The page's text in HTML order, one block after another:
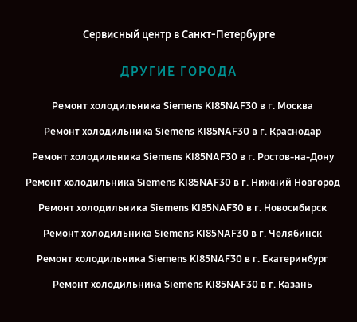
Сервисный центр в Санкт-Петербурге
ДРУГИЕ ГОРОДА
Ремонт холодильника Siemens KI85NAF30 в г. Москва
Ремонт холодильника Siemens KI85NAF30 в г. Краснодар
Ремонт холодильника Siemens KI85NAF30 в г. Ростов-на-Дону
Ремонт холодильника Siemens KI85NAF30 в г. Нижний Новгород
Ремонт холодильника Siemens KI85NAF30 в г. Новосибирск
Ремонт холодильника Siemens KI85NAF30 в г. Челябинск
Ремонт холодильника Siemens KI85NAF30 в г. Екатеринбург
Ремонт холодильника Siemens KI85NAF30 в г. Казань